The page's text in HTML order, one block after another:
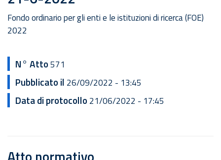
Fondo ordinario per gli enti e le istituzioni di ricerca (FOE)
2022
N° Atto571
Pubblicato il 26/09/2022 - 13:45
Data di protocollo 21/06/2022 - 17:45